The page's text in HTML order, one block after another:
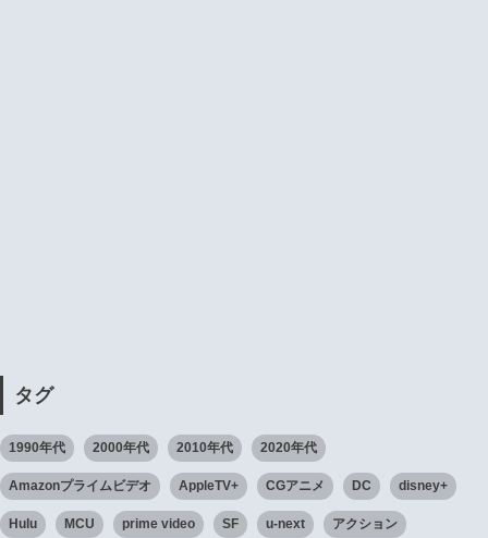
タグ
1990年代 2000年代 2010年代 2020年代
Amazonプライムビデオ AppleTV+ CGアニメ DC disney+
Hulu MCU prime video SF u-next アクション